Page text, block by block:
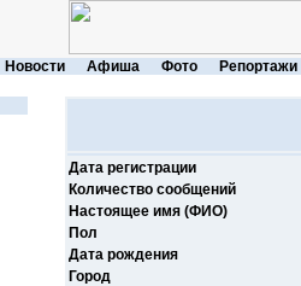
Новости Афиша Фото Репортажи
Дата регистрации
Количество сообщений
Настоящее имя (ФИО)
Пол
Дата рождения
Город